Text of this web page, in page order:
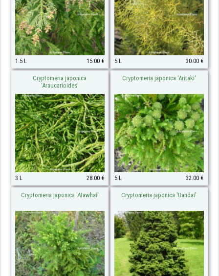
1.5 L 15.00 € 5 L 30.00 €
Cryptomeria japonica
'Araucarioides'
3 L 28.00 €
Cryptomeria japonica 'Aritaki'
5 L 32.00 €
Cryptomeria japonica 'Atawhai' Cryptomeria japonica 'Bandai'